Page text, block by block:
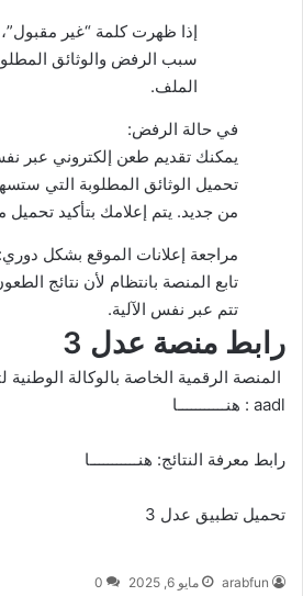
إذا ظهرت كلمة “غير
سبب الرفض والوثائق
الملف.
في حالة الرفض:
يمكنك تقديم طعن إلكتروني عبر
تحميل الوثائق المطلوبة التي
من جديد. يتم إعلامك بتأكيد
مراجعة إعلانات الموقع بشكل دوري:
تابع المنصة بانتظام لأن نتائج
تتم عبر نفس الآلية.
رابط منصة عدل 3
المنصة الرقمية الخاصة بالوكالة
aadl :
هنـــــــــــا
رابط معرفة النتائج: هنـــــــــــا
تحميل تطبيق عدل 3
arabfun مايو 6, 2025 0